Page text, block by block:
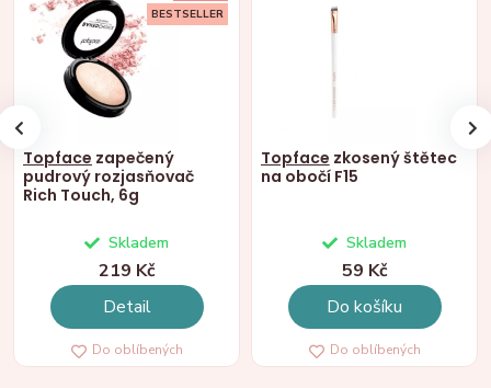
BESTSELLER
Topface zapečený
pudrový rozjasňovač
Rich Touch, 6g
Skladem
219 Kč
Detail
Do oblíbených
Topface zkosený štětec
na obočí F15
Skladem
59 Kč
Do košíku
Do oblíbených